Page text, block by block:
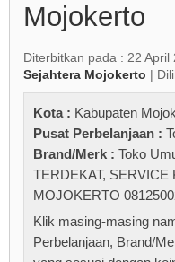
Mojokerto
Diterbitkan pada : 22 April
Sejahtera Mojokerto |
Kota : Kabupaten
Pusat Perbelanjaan :
Brand/Merk : Toko
TERDEKAT, SERVICE
MOJOKERTO
Klik masing-masing
Perbelanjaan, Brand/